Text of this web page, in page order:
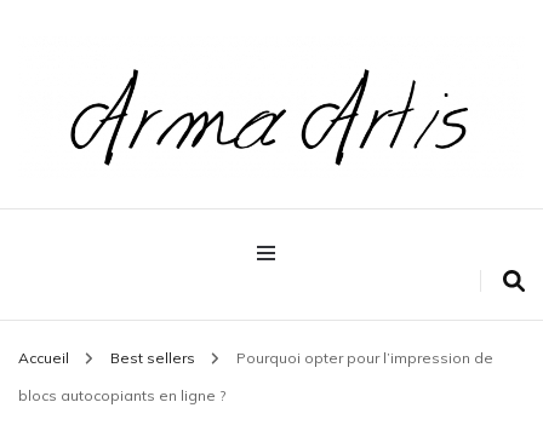
Arma artis
Accueil Best sellers Pourquoi opter pour l’impression de
blocs autocopiants en ligne ?